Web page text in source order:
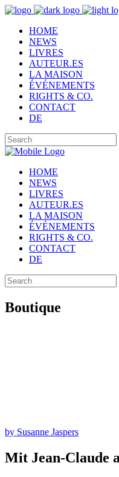
HOME
NEWS
LIVRES
AUTEUR.ES
LA MAISON
ÉVÉNEMENTS
RIGHTS & CO.
CONTACT
DE
HOME
NEWS
LIVRES
AUTEUR.ES
LA MAISON
ÉVÉNEMENTS
RIGHTS & CO.
CONTACT
DE
Boutique
by Susanne Jaspers
Mit Jean-Claude